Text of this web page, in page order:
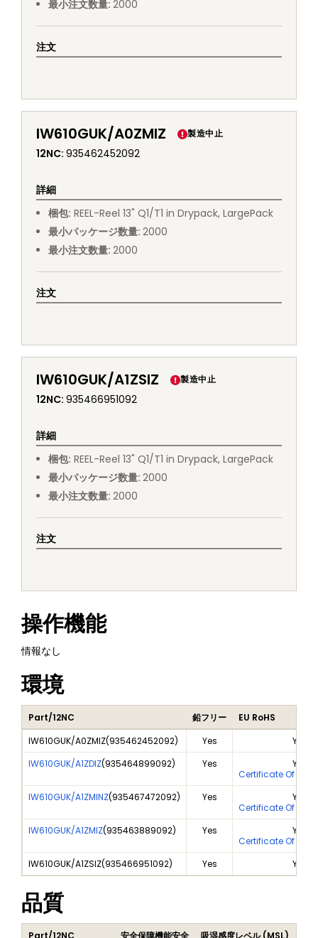
最小注文数量: 2000
注文
IW610GUK/A0ZMIZ 製造中止
12NC: 935462452092
詳細
梱包: REEL-Reel 13" Q1/T1 in Drypack, LargePack
最小パッケージ数量: 2000
最小注文数量: 2000
注文
IW610GUK/A1ZSIZ 製造中止
12NC: 935466951092
詳細
梱包: REEL-Reel 13" Q1/T1 in Drypack, LargePack
最小パッケージ数量: 2000
最小注文数量: 2000
注文
操作機能
情報なし
環境
Part/12NC 鉛フリー
EU RoHS
IW610GUK/A0ZMIZ(935462452092) Yes
Yes
IW610GUK/A1ZDIZ(935464899092) Yes
Yes
Certificate Of
IW610GUK/A1ZMINZ(935467472092) Yes
Yes
Certificate Of
IW610GUK/A1ZMIZ(935463889092) Yes
Yes
Certificate Of
IW610GUK/A1ZSIZ(935466951092) Yes Yes
品質